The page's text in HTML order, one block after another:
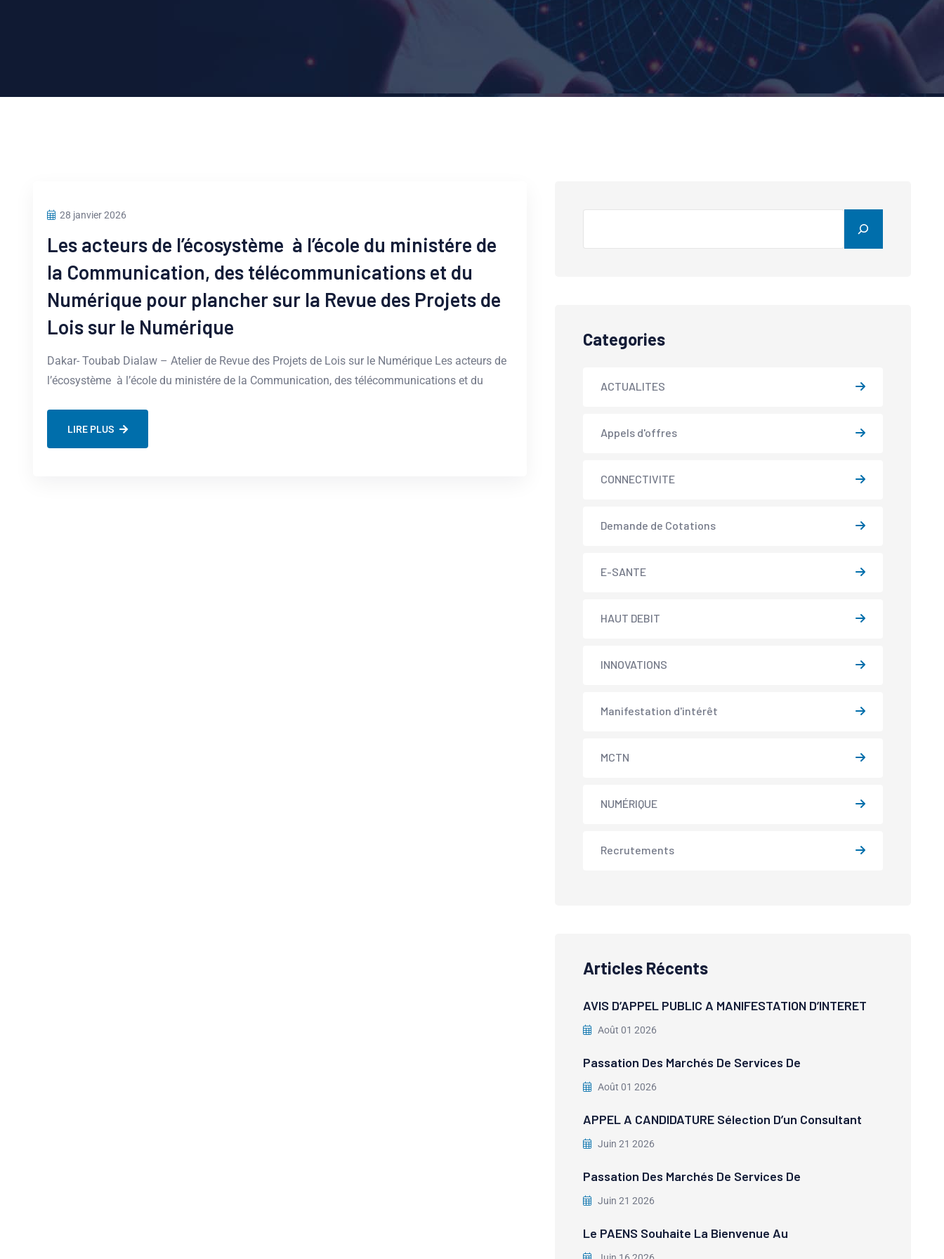
28 janvier 2026
Les acteurs de l’écosystème à l’école du ministére de
la Communication, des télécommunications et du
Numérique pour plancher sur la Revue des Projets de
Lois sur le Numérique
Dakar- Toubab Dialaw – Atelier de Revue des Projets de Lois sur le Numérique Les acteurs de
l’écosystème à l’école du ministére de la Communication, des télécommunications et du
LIRE PLUS
Categories
ACTUALITES
Appels d'offres
CONNECTIVITE
Demande de Cotations
E-SANTE
HAUT DEBIT
INNOVATIONS
Manifestation d'intérêt
MCTN
NUMÉRIQUE
Recrutements
Articles Récents
AVIS D’APPEL PUBLIC A MANIFESTATION D’INTERET
Août 01 2026
Passation Des Marchés De Services De
Août 01 2026
APPEL A CANDIDATURE Sélection D’un Consultant
Juin 21 2026
Passation Des Marchés De Services De
Juin 21 2026
Le PAENS Souhaite La Bienvenue Au